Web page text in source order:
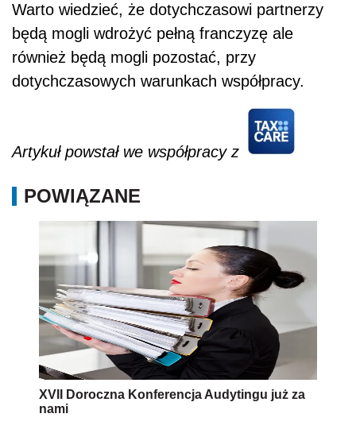
Warto wiedzieć, że dotychczasowi partnerzy
będą mogli wdrożyć pełną franczyzę ale
również będą mogli pozostać, przy
dotychczasowych warunkach współpracy.
Artykuł powstał we współpracy z
POWIĄZANE
XVII Doroczna Konferencja Audytingu już za
nami